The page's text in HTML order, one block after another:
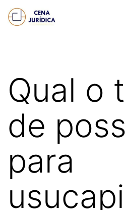
Pular
para
Cena
Qual o
de
para